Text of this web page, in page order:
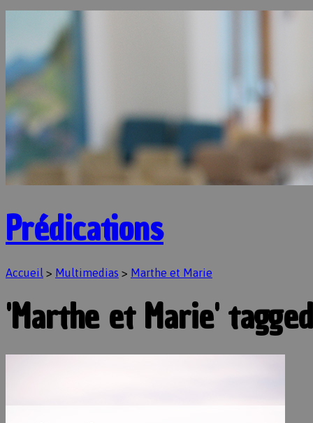
Prédications
Accueil > Multimedias > Marthe et Marie
'Marthe et Marie'